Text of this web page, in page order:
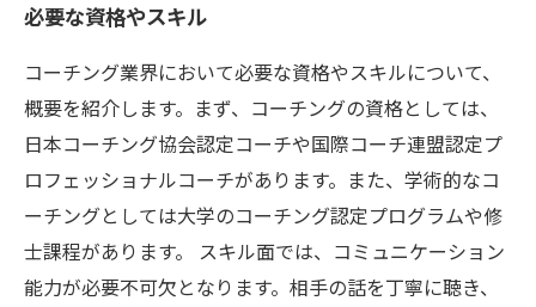
必要な資格やスキル
コーチング業界において必要な資格やスキルについて、
概要を紹介します。まず、コーチングの資格としては、
日本コーチング協会認定コーチや国際コーチ連盟認定プ
ロフェッショナルコーチがあります。また、学術的なコ
ーチングとしては大学のコーチング認定プログラムや修
士課程があります。 スキル面では、コミュニケーション
能力が必要不可欠となります。相手の話を丁寧に聴き、